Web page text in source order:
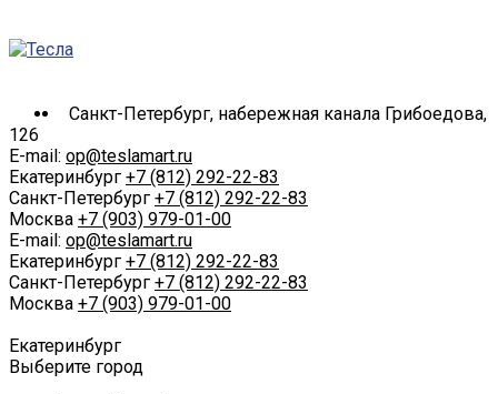
Санкт-Петербург, набережная канала Грибоедова,
126
E-mail: op@teslamart.ru
Екатеринбург +7 (812) 292-22-83
Санкт-Петербург +7 (812) 292-22-83
Москва +7 (903) 979-01-00
E-mail: op@teslamart.ru
Екатеринбург +7 (812) 292-22-83
Санкт-Петербург +7 (812) 292-22-83
Москва +7 (903) 979-01-00
Екатеринбург
Выберите город